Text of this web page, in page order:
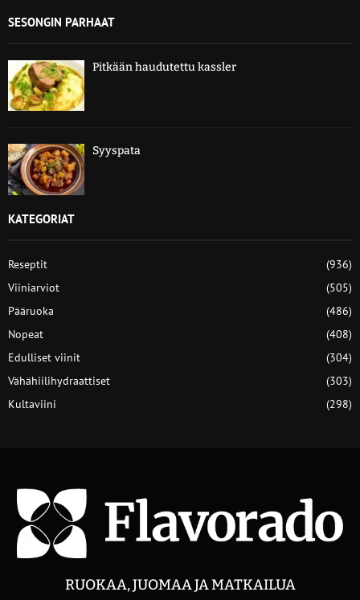
SESONGIN PARHAAT
Pitkään haudutettu kassler
Syyspata
KATEGORIAT
Reseptit
(936)
Viiniarviot
(505)
Pääruoka
(486)
Nopeat
(408)
Edulliset viinit
(304)
Vähähiilihydraattiset
(303)
Kultaviini
(298)
RUOKAA, JUOMAA JA MATKAILUA